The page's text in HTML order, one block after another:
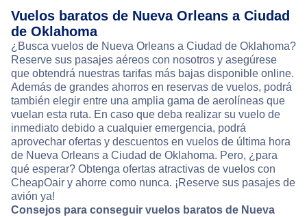
Vuelos baratos de Nueva Orleans a Ciudad
de Oklahoma
¿Busca vuelos de Nueva Orleans a Ciudad de Oklahoma?
Reserve sus pasajes aéreos con nosotros y asegúrese
que obtendrá nuestras tarifas más bajas disponible online.
Además de grandes ahorros en reservas de vuelos, podrá
también elegir entre una amplia gama de aerolíneas que
vuelan esta ruta. En caso que deba realizar su vuelo de
inmediato debido a cualquier emergencia, podrá
aprovechar ofertas y descuentos en vuelos de última hora
de Nueva Orleans a Ciudad de Oklahoma. Pero, ¿para
qué esperar? Obtenga ofertas atractivas de vuelos con
CheapOair y ahorre como nunca. ¡Reserve sus pasajes de
avión ya!
Consejos para conseguir vuelos baratos de Nueva